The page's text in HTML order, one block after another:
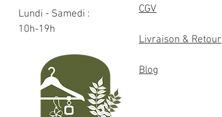
Lundi - Samedi :
10h-19h
CGV
Livraison & Retour
Blog